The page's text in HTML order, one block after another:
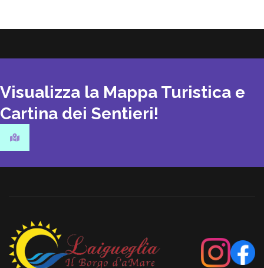
Visualizza la Mappa Turistica e
Cartina dei Sentieri!